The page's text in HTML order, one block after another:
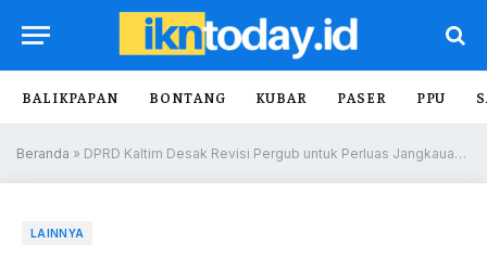
BALIKPAPAN BONTANG KUBAR PASER PPU
Beranda » DPRD Kaltim Desak Revisi Pergub untuk Perluas Jangkauan Bantuan Keuangan hingga ke Desa
LAINNYA